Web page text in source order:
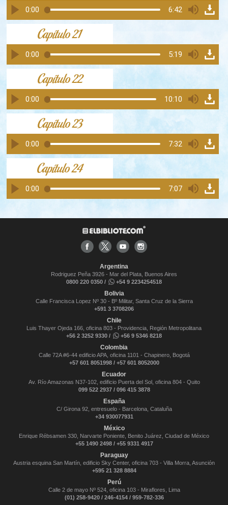
0:00 6:42
Capítulo 21
0:00 5:19
Capítulo 22
0:00 10:10
Capítulo 23
0:00 7:32
Capítulo 24
0:00 7:07
Argentina
Rodriguez Peña 3926 - Mar del Plata, Buenos Aires
0800 220 0350 /
+54 9 2234254518
Bolivia
Calle Francisca Lopez Nº 30 - Bº Militar, Santa Cruz de la Sierra
+591 3 3708206
Chile
Luis Thayer Ojeda 166, oficina 803 - Providencia, Región Metropolitana
+56 2 3252 9330 /
+56 9 5346 8218
Colombia
Calle 72A #6-44 edificio APA, oficina 1101 - Chapinero, Bogotá
+57 601 8051998 / +57 601 8052000
Ecuador
Av. Río Amazonas N37-102, edificio Puerta del Sol, oficina 804 - Quito
099 522 2937 / 096 415 3878
España
C/ Girona 92, entresuelo - Barcelona, Cataluña
+34 930077931
México
Enrique Rébsamen 330, Narvarte Poniente, Benito Juárez, Ciudad de México
+55 1490 2498 / +55 9331 4917
Paraguay
Austria esquina San Martín, edificio Sky Center, oficina 703 - Villa Morra, Asunción
+595 21 328 8884
Perú
Calle 2 de mayo Nº 524, oficina 103 - Miraflores, Lima
(01) 258-9420 / 246-4154 / 959-782-336